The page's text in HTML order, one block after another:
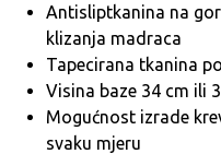
Antisliptkanina na
klizanja madraca
Tapecirana tkanina
Visina baze 34 cm ili
Mogućnost izrade
svaku mjeru